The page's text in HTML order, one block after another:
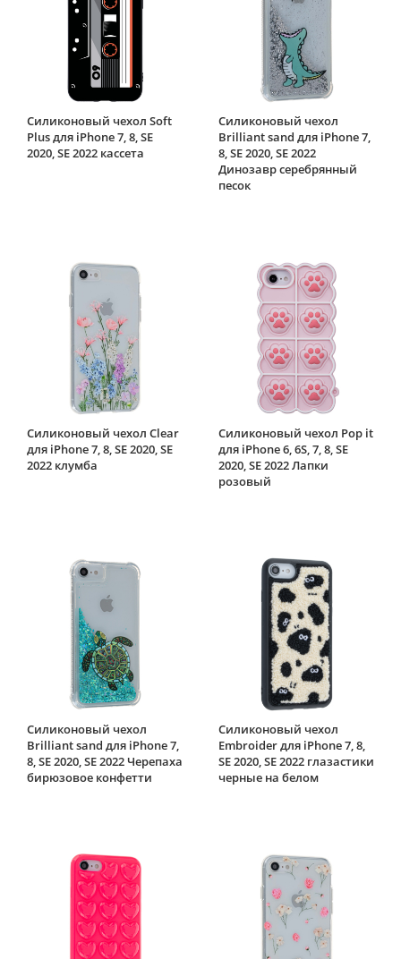
Силиконовый чехол Soft
Plus для iPhone 7, 8, SE
2020, SE 2022 кассета
Силиконовый чехол
Brilliant sand для iPhone 7,
8, SE 2020, SE 2022
Динозавр серебрянный
песок
Силиконовый чехол Clear
для iPhone 7, 8, SE 2020, SE
2022 клумба
Силиконовый чехол Pop it
для iPhone 6, 6S, 7, 8, SE
2020, SE 2022 Лапки
розовый
Силиконовый чехол
Brilliant sand для iPhone 7,
8, SE 2020, SE 2022 Черепаха
бирюзовое конфетти
Силиконовый чехол
Embroider для iPhone 7, 8,
SE 2020, SE 2022 глазастики
черные на белом